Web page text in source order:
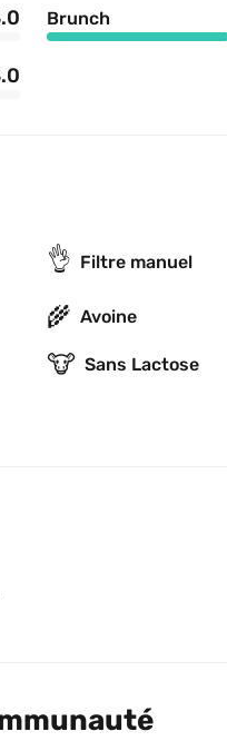
Brunch
👌 Filtre manuel
🌾 Avoine
🐮 Sans Lactose